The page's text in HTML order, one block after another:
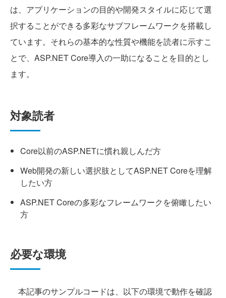
は、アプリケーションの目的や開発スタイルに応じて選
択することができる多彩なサブフレームワークを搭載し
ています。それらの基本的な性質や機能を読者に示すこ
とで、ASP.NET Core導入の一助になることを目的とし
ます。
対象読者
Core以前のASP.NETに慣れ親しんだ方
Web開発の新しい選択肢としてASP.NET Coreを理解
したい方
ASP.NET Coreの多彩なフレームワークを俯瞰したい
方
必要な環境
本記事のサンプルコードは、以下の環境で動作を確認